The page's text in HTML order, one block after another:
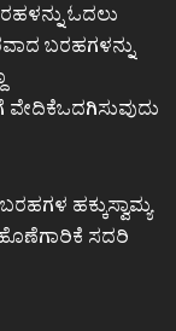
ಓದಲು
ಬರಹಗಳನ್ನು
ಹಕ್ಕುಸ್ವಾಮ್ಯ
ಸದರಿ